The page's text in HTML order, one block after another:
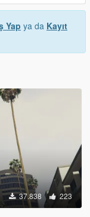
Yap ya da Kayıt
37.838 223